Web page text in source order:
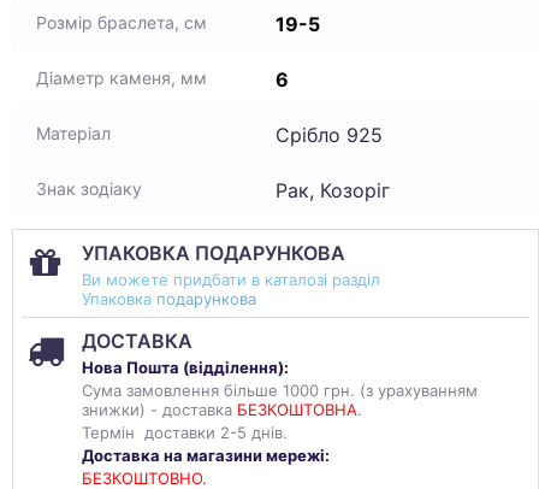
Розмір браслета, см 19-5
Діаметр каменя, мм 6
Матеріал Срібло 925
Знак зодіаку Рак, Козоріг
УПАКОВКА ПОДАРУНКОВА
Ви можете придбати в каталозі разділ
Упаковка подарункова
ДОСТАВКА
Нова Пошта (відділення):
Сума замовлення більше 1000 грн. (з урахуванням
знижки) - доставка БЕЗКОШТОВНА.
Термін доставки 2-5 днів.
Доставка на магазини мережі:
БЕЗКОШТОВНО.